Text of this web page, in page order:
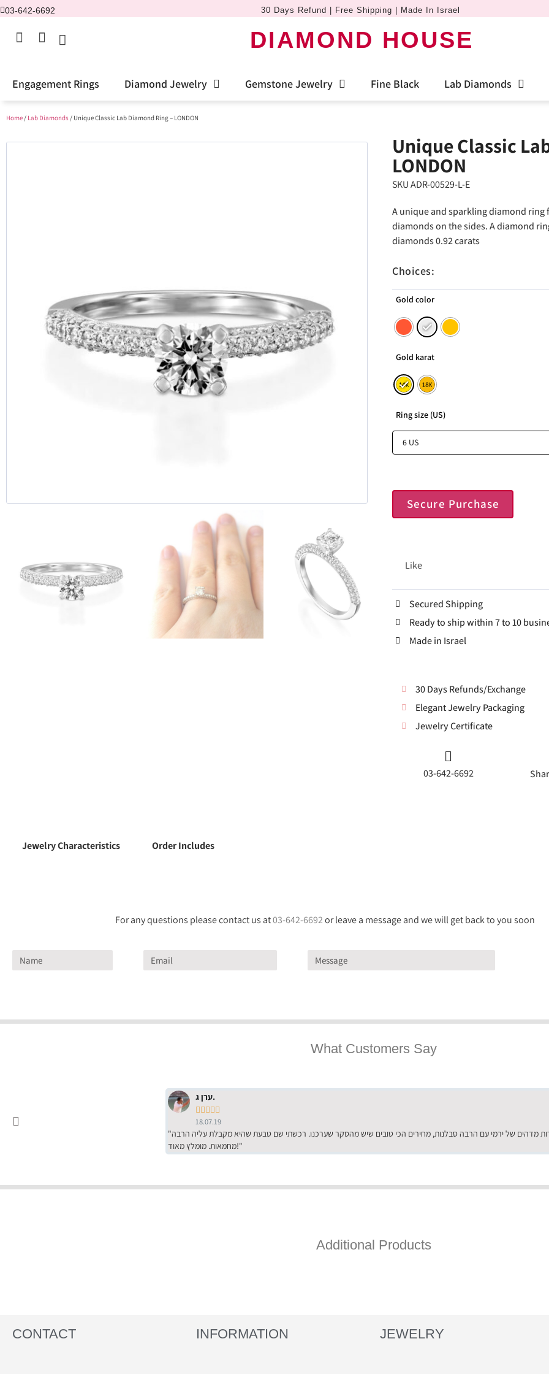
03-642-6692 30 Days Refund | Free Shipping | Made In Israel
DIAMOND HOUSE
Engagement Rings Diamond Jewelry Gemstone Jewelry Fine Black Lab Diamonds
Home/ Lab Diamonds/ Unique Classic Lab Diamond Ring – LONDON
Unique Classic
LONDON
SKU ADR-00529-L-E
A unique and sparkling diamond ring
diamonds on the sides. A diamond
diamonds 0.92 carats
Choices:
Gold color
Gold karat
Ring size (US)
Secure Purchase
Like
Secured Shipping
Ready to ship within 7 to 10
Made in Israel
30 Days Refunds/Exchange
Elegant Jewelry Packaging
Jewelry Certificate
03-642-6692
Jewelry Characteristics Order Includes
For any questions please contact us at03-642-6692or leave a message and we will get back to you soon
What Customers Say
ערן ג.
    
18.07.19
"שירות מדהים של ירמי עם הרבה סבלנות, מחירים הכי טובים שיש מהסקר שערכנו. רכשתי שם טבעת שהיא מקבלת עליה הרבה
מחמאות. מומלץ מאוד!"
Additional Products
CONTACT INFORMATION JEWELRY